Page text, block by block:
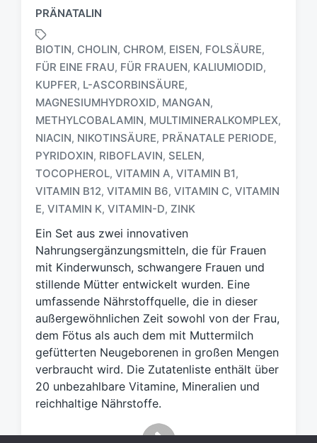
PRÄNATALIN
c
h
l
a
g
ö
r
t
BIOTIN, CHOLIN, CHROM, EISEN, FOLSÄURE,
FÜR EINE FRAU, FÜR FRAUEN, KALIUMIODID,
KUPFER, L-ASCORBINSÄURE,
MAGNESIUMHYDROXID, MANGAN,
METHYLCOBALAMIN, MULTIMINERALKOMPLEX,
NIACIN, NIKOTINSÄURE, PRÄNATALE PERIODE,
PYRIDOXIN, RIBOFLAVIN, SELEN,
TOCOPHEROL, VITAMIN A, VITAMIN B1,
VITAMIN B12, VITAMIN B6, VITAMIN C, VITAMIN
E, VITAMIN K, VITAMIN-D, ZINK
Ein Set aus zwei innovativen
Nahrungsergänzungsmitteln, die für Frauen
mit Kinderwunsch, schwangere Frauen und
stillende Mütter entwickelt wurden. Eine
umfassende Nährstoffquelle, die in dieser
außergewöhnlichen Zeit sowohl von der Frau,
dem Fötus als auch dem mit Muttermilch
gefütterten Neugeborenen in großen Mengen
verbraucht wird. Die Zutatenliste enthält über
20 unbezahlbare Vitamine, Mineralien und
reichhaltige Nährstoffe.